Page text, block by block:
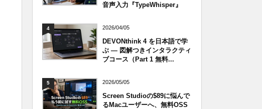
音声入力『TypeWhisper』
4 2026/04/05
DEVONthink 4 を日本語で学
ぶ — 図解つきインタラクティ
ブコース（Part 1 無料...
5 2026/05/05
Screen Studioの$89に悩んで
るMacユーザーへ、無料OSS